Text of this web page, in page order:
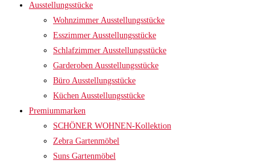
Ausstellungsstücke
Wohnzimmer Ausstellungsstücke
Esszimmer Ausstellungsstücke
Schlafzimmer Ausstellungsstücke
Garderoben Ausstellungsstücke
Büro Ausstellungsstücke
Küchen Ausstellungsstücke
Premiummarken
SCHÖNER WOHNEN-Kollektion
Zebra Gartenmöbel
Suns Gartenmöbel